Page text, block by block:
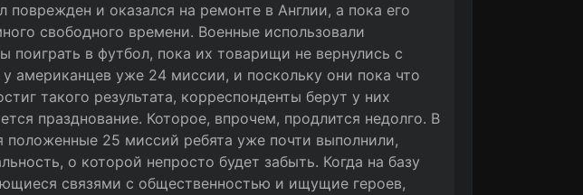
поврежден и оказался на ремонте в Англии, а пока его
свободного времени. Военные использовали
поиграть в футбол, пока их товарищи не вернулись с
американцев уже 24 миссии, и поскольку они пока что
такого результата, корреспонденты берут у них
празднование. Которое, впрочем, продлится недолго. В
положенные 25 миссий ребята уже почти выполнили,
о которой непросто будет забыть. Когда на базу
связями с общественностью и ищущие героев,